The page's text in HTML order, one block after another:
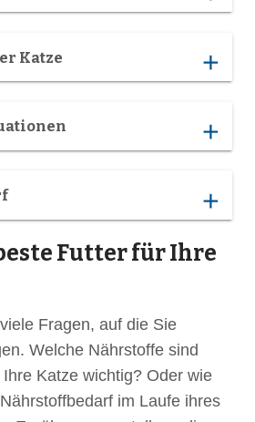
Katze add
add
add
Futter für Ihre
Fragen, auf die Sie
Welche Nährstoffe sind
Katze wichtig? Oder wie
im Laufe ihres